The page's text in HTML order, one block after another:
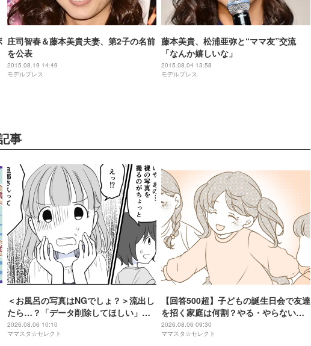
庄司智春＆藤本美貴夫妻、第2子の名前
を公表
2015.08.19 14:49
モデルプレス
藤本美貴、松浦亜弥と“ママ友”交流
「なんか嬉しいな」
2015.08.04 13:58
モデルプレス
事
＜お風呂の写真はNGでしょ？＞流出し
たら…？「データ削除してほしい」マ
マ友が憤慨【第4話まんが】
2026.08.06 10:10
ママスタ☆セレクト
【回答500超】子どもの誕生日会で友達
を招く家庭は何割？やる・やらない理
由も＜ママのリアル調査＞
2026.08.06 09:30
ママスタ☆セレクト